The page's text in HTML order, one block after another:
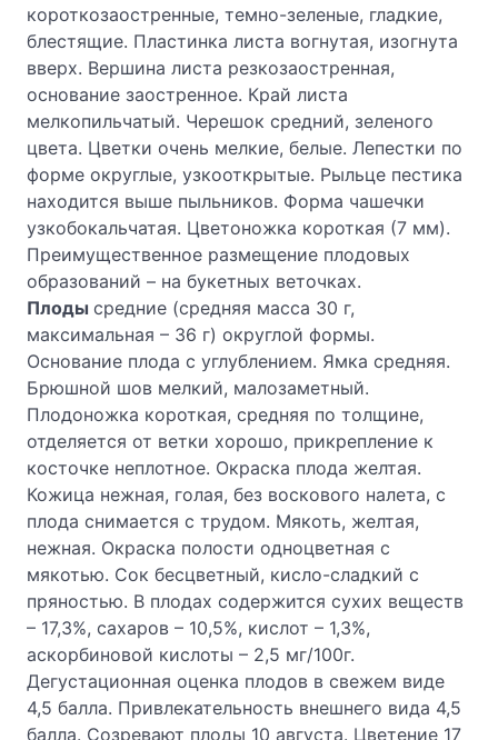
короткозаостренные, темно-зеленые, гладкие,
блестящие. Пластинка листа вогнутая, изогнута
вверх. Вершина листа резкозаостренная,
основание заостренное. Край листа
мелкопильчатый. Черешок средний, зеленого
цвета. Цветки очень мелкие, белые. Лепестки по
форме округлые, узкооткрытые. Рыльце пестика
находится выше пыльников. Форма чашечки
узкобокальчатая. Цветоножка короткая (7 мм).
Преимущественное размещение плодовых
образований – на букетных веточках.
Плоды средние (средняя масса 30 г,
максимальная – 36 г) округлой формы.
Основание плода с углублением. Ямка средняя.
Брюшной шов мелкий, малозаметный.
Плодоножка короткая, средняя по толщине,
отделяется от ветки хорошо, прикрепление к
косточке неплотное. Окраска плода желтая.
Кожица нежная, голая, без воскового налета, с
плода снимается с трудом. Мякоть, желтая,
нежная. Окраска полости одноцветная с
мякотью. Сок бесцветный, кисло-сладкий с
пряностью. В плодах содержится сухих веществ
– 17,3%, сахаров – 10,5%, кислот – 1,3%,
аскорбиновой кислоты – 2,5 мг/100г.
Дегустационная оценка плодов в свежем виде
4,5 балла. Привлекательность внешнего вида 4,5
балла. Созревают плоды 10 августа. Цветение 17